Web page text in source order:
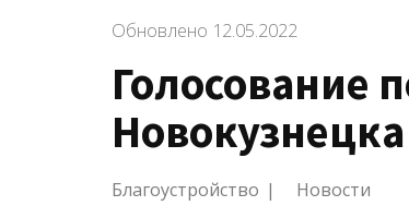
Обновлено 12.05.2022
Голосование
Новокузнецка
Благоустройство Новости